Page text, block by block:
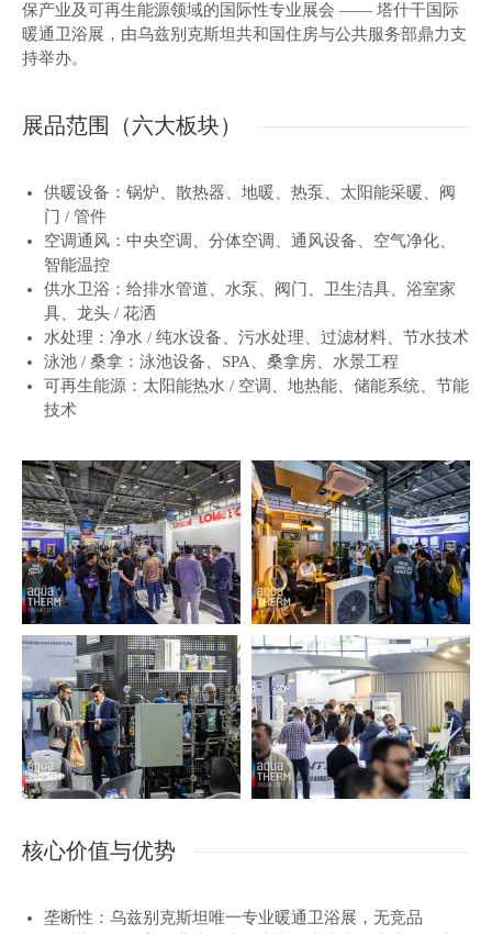
保产业及可再生能源领域的国际性专业展会 —— 塔什干国际
暖通卫浴展，由乌兹别克斯坦共和国住房与公共服务部鼎力支
持举办。
展品范围（六大板块）
供暖设备：锅炉、散热器、地暖、热泵、太阳能采暖、阀
门 / 管件
空调通风：中央空调、分体空调、通风设备、空气净化、
智能温控
供水卫浴：给排水管道、水泵、阀门、卫生洁具、浴室家
具、龙头 / 花洒
水处理：净水 / 纯水设备、污水处理、过滤材料、节水技术
泳池 / 桑拿：泳池设备、SPA、桑拿房、水景工程
可再生能源：太阳能热水 / 空调、地热能、储能系统、节能
技术
核心价值与优势
垄断性：乌兹别克斯坦唯一专业暖通卫浴展，无竞品